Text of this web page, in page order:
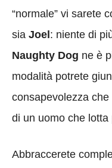
“normale” vi sarete
sia Joel: niente di
Naughty Dog ne è
modalità potrete
consapevolezza
di un uomo che
Abbraccerete